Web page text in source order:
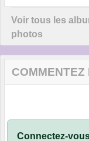
Voir tous les
photos
Connectez-